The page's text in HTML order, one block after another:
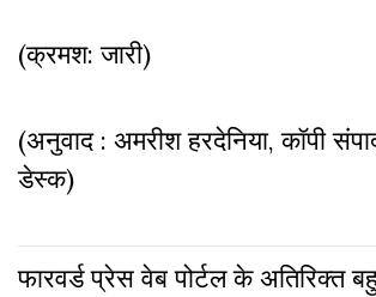
(क्रमश: जारी)
(अनुवाद : अमरीश हरदेनिया, कॉपी
डेस्क)
फारवर्ड प्रेस वेब पोर्टल के अतिरिक्‍त